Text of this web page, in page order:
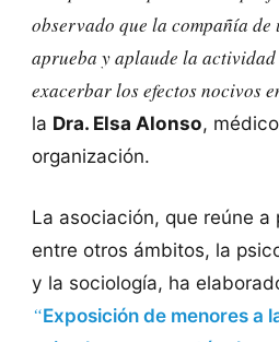
observado que la compañía
aprueba y aplaude la
exacerbar los efectos nocivos
la Dra. Elsa Alonso,
organización.
La asociación, que reúne a
entre otros ámbitos, la
y la sociología, ha
“Exposición de menores a